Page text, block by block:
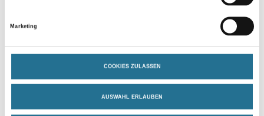
Marketing
COOKIES ZULASSEN
AUSWAHL ERLAUBEN
PRODUKTEIGENSCHAFTEN